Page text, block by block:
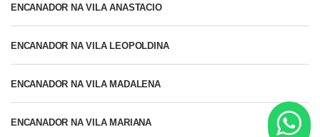
ENCANADOR NA VILA ANASTACIO
ENCANADOR NA VILA LEOPOLDINA
ENCANADOR NA VILA MADALENA
ENCANADOR NA VILA MARIANA